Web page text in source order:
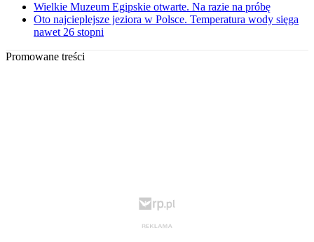
Wielkie Muzeum Egipskie otwarte. Na razie na próbę
Oto najcieplejsze jeziora w Polsce. Temperatura wody sięga
nawet 26 stopni
Promowane treści